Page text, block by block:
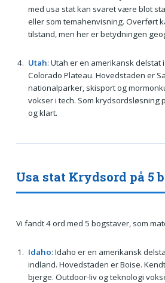
med usa stat kan svaret være blot
eller som temahenvisning. Overført
tilstand, men her er betydningen
Utah: Utah er en amerikansk delstat
Colorado Plateau. Hovedstaden er
nationalparker, skisport og
vokser i tech. Som krydsordsløsning
og klart.
Usa stat Krydsord på 5
Vi fandt 4 ord med 5 bogstaver, som
Idaho: Idaho er en amerikansk
indland. Hovedstaden er Boise.
bjerge. Outdoor-liv og teknologi